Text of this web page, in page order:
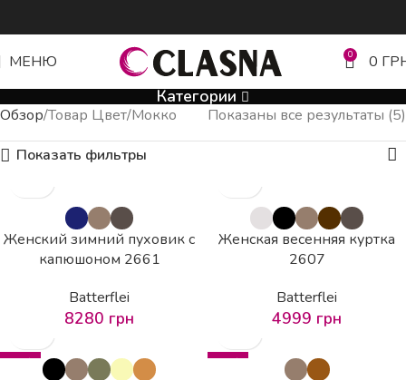
МЕНЮ 0 0
Категории
Обзор Товар Цвет Мокко
Показаны все результаты (5)
Показать фильтры
Женский зимний пуховик с
капюшоном 2661
Batterflei
8280 грн
Женская весенняя куртка
2607
Batterflei
4999 грн
-20% -30%